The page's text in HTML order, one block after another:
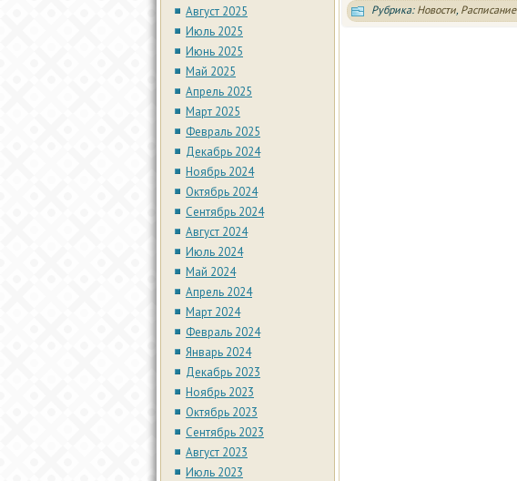
Август 2025
Июль 2025
Июнь 2025
Май 2025
Апрель 2025
Март 2025
Февраль 2025
Декабрь 2024
Ноябрь 2024
Октябрь 2024
Сентябрь 2024
Август 2024
Июль 2024
Май 2024
Апрель 2024
Март 2024
Февраль 2024
Январь 2024
Декабрь 2023
Ноябрь 2023
Октябрь 2023
Сентябрь 2023
Август 2023
Июль 2023
Рубрика: Новости, Расписание